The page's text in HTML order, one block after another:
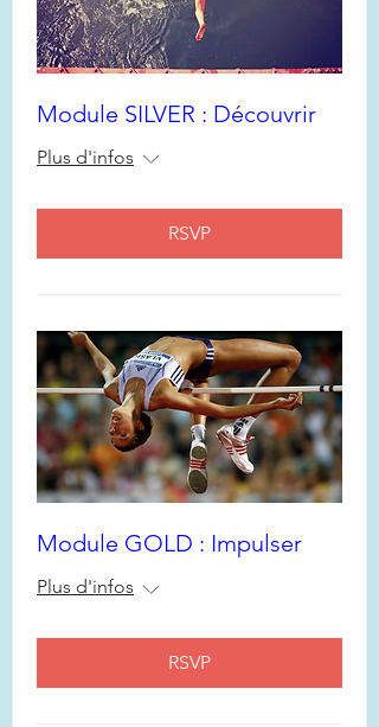
Module SILVER : Découvrir
Plus d'infos
RSVP
Module GOLD : Impulser
Plus d'infos
RSVP